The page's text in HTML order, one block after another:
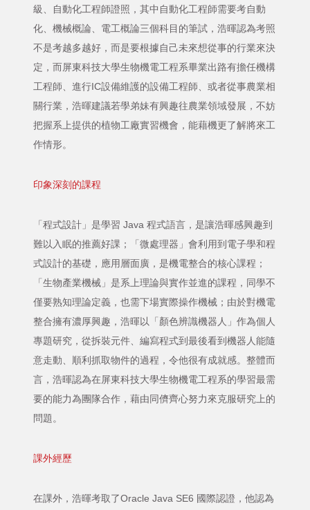
級、自動化工程師證照，其中自動化工程師需要考自動
化、機械概論、電工概論三個科目的筆試，浩暉認為考照
不是考越多越好，而是要根據自己未來想從事的行業來決
定，而屏東科技大學生物機電工程系畢業出路有擔任機構
工程師、進行IC設備維護的設備工程師、或者從事農業相
關行業，浩暉建議若學弟妹有興趣往農業領域發展，不妨
把握系上提供的植物工廠實習機會，能藉機更了解將來工
作情形。
印象深刻的課程
「程式設計」是學習 Java 程式語言，是讓浩暉感興趣到
難以入眠的推薦好課；「微處理器」會利用到電子學和程
式設計的基礎，應用層面廣，是機電整合的核心課程；
「生物產業機械」是系上理論與實作並進的課程，同學不
僅要熟知理論定義，也需下場實際操作機械；由於對機電
整合擁有濃厚興趣，浩暉以「顏色辨識機器人」作為個人
專題研究，從拆裝元件、編寫程式到最後看到機器人能隨
意走動、順利抓取物件的過程，令他很有成就感。整體而
言，浩暉認為在屏東科技大學生物機電工程系的學習最需
要的能力為團隊合作，藉由同儕齊心努力來克服研究上的
問題。
課外經歷
在課外，浩暉考取了Oracle Java SE6 國際認證，他認為